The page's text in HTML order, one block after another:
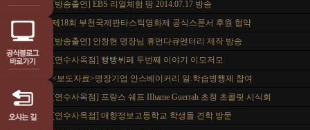
8
[방송출연] EBS 리얼체험 땀 2014.07.17 방송
제18회 부천국제판타스틱영화제 공식스폰서 후원 협약
[방송출연] 안창현 명장님 휴먼다큐멘터리 제작 방송
[연수사옥점] 빵빵뷔페 두번째 이야기 이모저모
<보도자료>명장기업 안스베이커리 일.학습병행제 참여
[연수사옥점] 프랑스 쉐프 IIhame Guerrah 초청 초콜릿 시식회
2
[연수사옥점] 매향정보고등학교 학생들 견학 방문